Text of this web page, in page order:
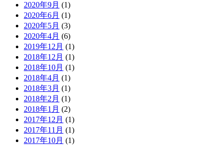
2020年9月 (1)
2020年6月 (1)
2020年5月 (3)
2020年4月 (6)
2019年12月 (1)
2018年12月 (1)
2018年10月 (1)
2018年4月 (1)
2018年3月 (1)
2018年2月 (1)
2018年1月 (2)
2017年12月 (1)
2017年11月 (1)
2017年10月 (1)